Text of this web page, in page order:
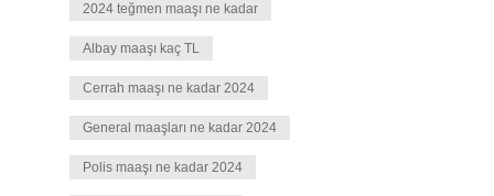
2024 teğmen maaşı ne kadar
Albay maaşı kaç TL
Cerrah maaşı ne kadar 2024
General maaşları ne kadar 2024
Polis maaşı ne kadar 2024